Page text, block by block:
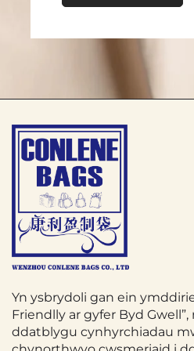
wedi adnabod gwerth
hymaddasu a'u
strategaethau
4. Amrywedd yn y
Mae'r Sac Tote yn
ychwanegu at ei
gyfyngedig i ddod â
unig.
ddefnyddio'r ToteBag
bwrpasau. Ar gyfer
Yn ysbrydoli gan ein
Friendlly ar gyfer Byd
ddatblygu cynhyrchiadau